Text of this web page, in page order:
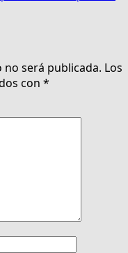
será publicada. Los
con *